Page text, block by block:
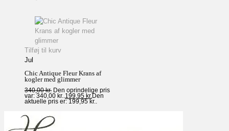
Tilføj til kurv
Jul
Chic Antique Fleur Krans af
kogler med glimmer
340,00kr. Den oprindelige pris
var: 340,00 kr..199,95 kr.Den
aktuelle pris er: 199,95 kr..